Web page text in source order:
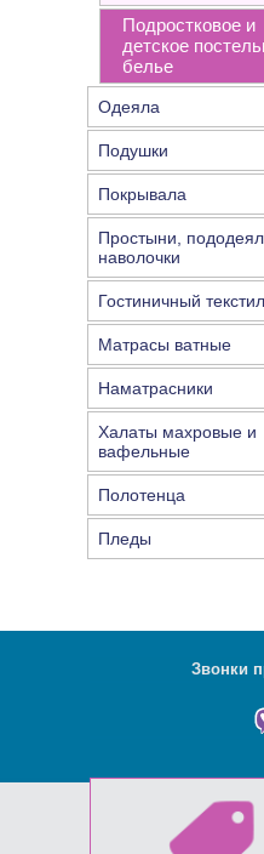
Подростковое и
детское
белье
Одеяла
Подушки
Покрывала
Простыни,
наволочки
Гостиничный
Матрасы ватные
Наматрасники
Халаты махровые и
вафельные
Полотенца
Пледы
Звонки